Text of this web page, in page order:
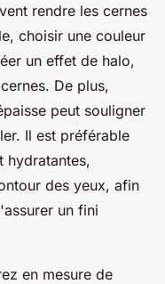
rendre les cernes
choisir une couleur
un effet de halo,
De plus,
peut souligner
Il est préférable
hydratantes,
des yeux, afin
un fini
en mesure de